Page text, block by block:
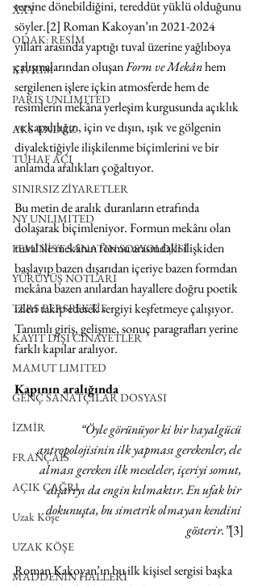
XXY
ODAK: RESİM
KIVRIM
PARIS UNLIMITED
AKS-ENDAZ
TUHAF AÇI
SINIRSIZ ZİYARETLER
NY UNLIMITED
FEMİNİST SANATIN SOSYOLOJİSİ
YÜRÜYÜŞ NOTLARI
TERS PERSPEKTİF
KAYIT DIŞI CİNAYETLER
MAMUT LIMITED
GENÇ SANATÇILAR DOSYASI
İZMİR
FRANÇAIS
AÇIK ÇAĞRI
Uzak Köşe
UZAK KÖŞE
MADDENİN HALLERİ
tersine dönebildiğini, tereddüt yüklü olduğunu
söyler.[2] Roman Kakoyan’ın 2021-2024
yılları arasında yaptığı tuval üzerine yağlıboya
çalışmalarından oluşan Form ve Mekân hem
sergilenen işlere içkin atmosferde hem de
resimlerin mekâna yerleşim kurgusunda açıklık
ve kapalılığın, için ve dışın, ışık ve gölgenin
diyalektiğiyle ilişkilenme biçimlerini ve bir
anlamda aralıkları çoğaltıyor.
Bu metin de aralık duranların etrafında
dolaşarak biçimleniyor. Formun mekânı olan
tuval ile mekânın formu arasındaki ilişkiden
başlayıp bazen dışarıdan içeriye bazen formdan
mekâna bazen anılardan hayallere doğru poetik
izleri takip ederek sergiyi keşfetmeye çalışıyor.
Tanımlı giriş, gelişme, sonuç paragrafları yerine
farklı kapılar aralıyor.
Kapının aralığında
“Öyle görünüyor ki bir hayalgücü
antropolojisinin ilk yapması gerekenler, ele
alması gereken ilk meseleler, içeriyi somut,
dışarıyı da engin kılmaktır. En ufak bir
dokunuşta, bu simetrik olmayan kendini
gösterir.”[3]
Roman Kakoyan’ın bu ilk kişisel sergisi başka